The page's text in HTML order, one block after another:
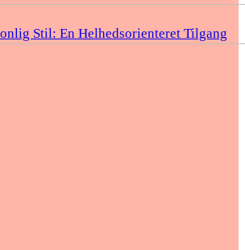
Stil: En Helhedsorienteret Tilgang